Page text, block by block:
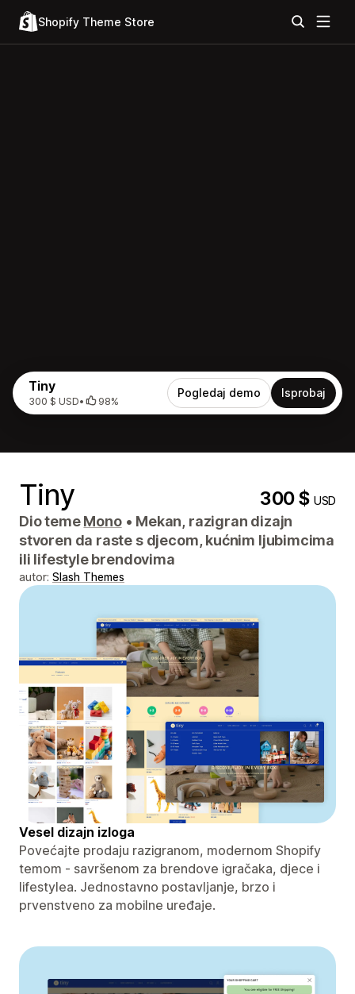
Shopify Theme Store
Tiny
300 $ USD• 98%
Pogledaj demo Isprobaj
Tiny 300 $USD
Dio temeMono • Mekan, razigran dizajn
stvoren da raste s djecom, kućnim ljubimcima
ili lifestyle brendovima
autor: Slash Themes
Vesel dizajn izloga
Povećajte prodaju razigranom, modernom Shopify
temom - savršenom za brendove igračaka, djece i
lifestylea. Jednostavno postavljanje, brzo i
prvenstveno za mobilne uređaje.